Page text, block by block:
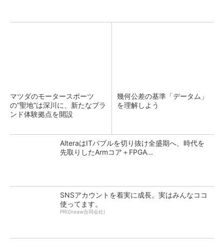
マツダのモータースポーツ
の“聖地”は深川に、新たなブラ
ンド体験拠点を開設
幾何公差の基準「データム」
を理解しよう
AlteraはITバブルを切り抜け全盛期へ、時代を
先取りしたArmコア＋FPGA...
SNSアカウントを着実に成長。実はみんなココ
使ってます。
PR(Dreaw合同会社)